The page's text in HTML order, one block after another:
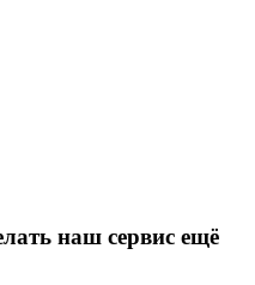
наш сервис ещё